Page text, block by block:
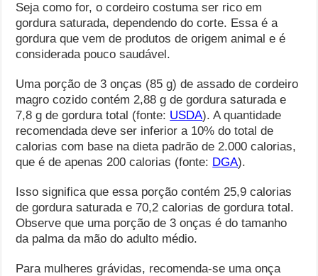
Seja como for, o cordeiro costuma ser rico em
gordura saturada, dependendo do corte. Essa é a
gordura que vem de produtos de origem animal e é
considerada pouco saudável.
Uma porção de 3 onças (85 g) de assado de cordeiro
magro cozido contém 2,88 g de gordura saturada e
7,8 g de gordura total (fonte: USDA). A quantidade
recomendada deve ser inferior a 10% do total de
calorias com base na dieta padrão de 2.000 calorias,
que é de apenas 200 calorias (fonte: DGA).
Isso significa que essa porção contém 25,9 calorias
de gordura saturada e 70,2 calorias de gordura total.
Observe que uma porção de 3 onças é do tamanho
da palma da mão do adulto médio.
Para mulheres grávidas, recomenda-se uma onça